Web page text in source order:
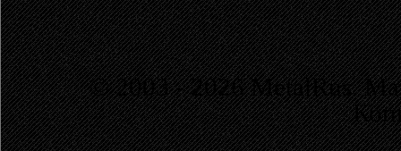
© 2003 - 2026 MetalRus.